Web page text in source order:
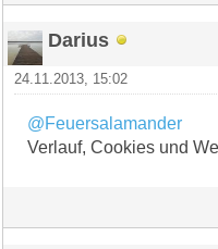
Darius
24.11.2013, 15:02
@Feuersalamander
Verlauf, Cookies und